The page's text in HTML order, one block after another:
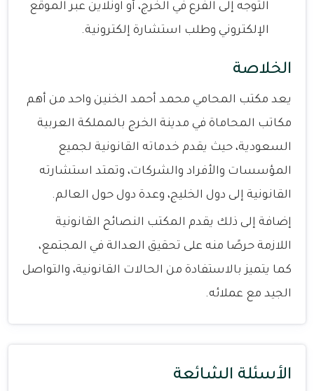
التوجه إلى الفرع في الخرج، أو اونلاين عبر الموقع
الإلكتروني وطلب استشارة إلكترونية.
الخلاصة
يعد مكتب المحامي محمد أحمد الخنين واحد من أهم
مكاتب المحاماة في مدينة الخرج بالمملكة العربية
السعودية، حيث يقدم خدماته القانونية لجميع
المؤسسات والأفراد والشركات، وتمتد استشارته
القانونية إلى دول الخليج، وعدة دول حول العالم.
إضافة إلى ذلك يقدم المكتب النصائح القانونية
اللازمة حرصًا منه على تحقيق العدالة في المجتمع،
كما يتميز بالاستفادة من الحالات القانونية، والتواصل
الجيد مع عملائه.
الأسئلة الشائعة